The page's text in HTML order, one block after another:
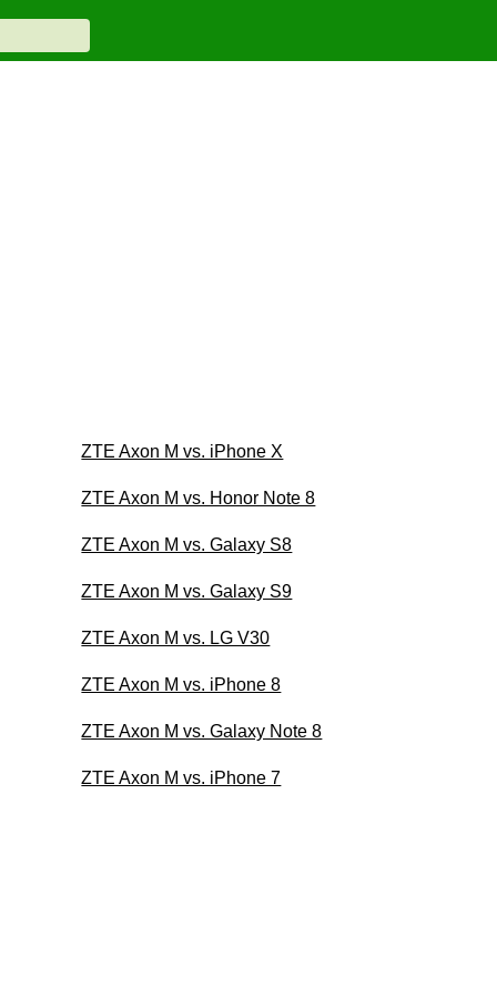
ZTE Axon M vs. iPhone X
ZTE Axon M vs. Honor Note 8
ZTE Axon M vs. Galaxy S8
ZTE Axon M vs. Galaxy S9
ZTE Axon M vs. LG V30
ZTE Axon M vs. iPhone 8
ZTE Axon M vs. Galaxy Note 8
ZTE Axon M vs. iPhone 7